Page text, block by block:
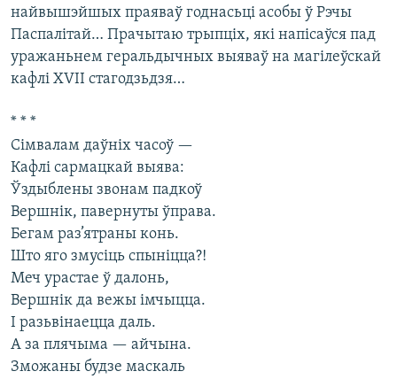
найвышэйшых праяваў годнасьці асобы ў Рэчы
Паспалітай… Прачытаю трыпціх, які напісаўся пад
уражаньнем геральдычных выяваў на магілеўскай
кафлі XVII стагодзьдзя…
* * *
Сімвалам даўніх часоў —
Кафлі сармацкай выява:
Ўздыблены звонам падкоў
Вершнік, павернуты ўправа.
Бегам раз’ятраны конь.
Што яго змусіць спыніцца?!
Меч урастае ў далонь,
Вершнік да вежы імчыцца.
І разьвінаецца даль.
А за плячыма — айчына.
Зможаны будзе маскаль